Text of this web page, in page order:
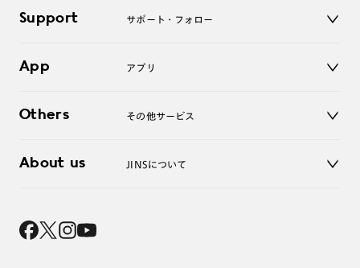
アクセサリー
ログアウト
Support サポート・フォロー
よくあるご質問
お問い合わせ
App アプリ
Others その他サービス
レンズ交換
About us JINSについて
採用情報